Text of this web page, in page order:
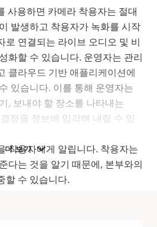
더 보기
사용하면 카메라 착용자는 절대
발생하고 착용자가 녹화를 시작
로 연결되는 라이브 오디오 및 비
화할 수 있습니다. 운영자는 관리
클라우드 기반 애플리케이션에
있습니다. 이를 통해 운영자는
, 보내야 할 장소를 나타내는
정을 정보에 입각해 내릴 수 있
착용자에게 알립니다. 착용자는
다는 것을 알기 때문에, 본부와의
할 수 있습니다.